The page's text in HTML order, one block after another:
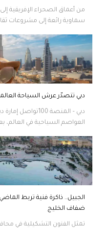
من أعماق الصحراء الإفريقية
سماوية رائعة إلى مشروعات
دبي تتصدّر عرش السياحة
دبي – المنصة
العواصم السياحية في العالم،
الجبيل.. ذاكرة فنية تربط
ضفاف الخليج
تمثل الفنون التشكيلية في